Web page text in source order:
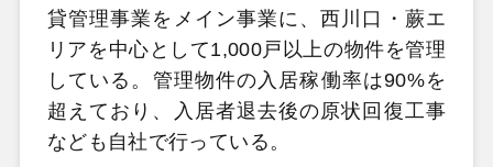
貸管理事業をメイン事業に、西川口・蕨エ
リアを中心として1,000戸以上の物件を管理
している。管理物件の入居稼働率は90%を
超えており、入居者退去後の原状回復工事
なども自社で行っている。